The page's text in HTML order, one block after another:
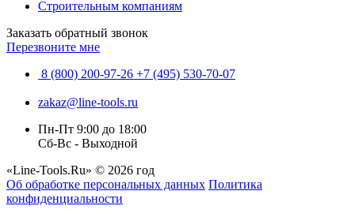
Строительным компаниям
Заказать обратный звонок
Перезвоните мне
8 (800) 200-97-26 +7 (495) 530-70-07
zakaz@line-tools.ru
Пн-Пт 9:00 до 18:00
Сб-Вс - Выходной
«Line-Tools.Ru» © 2026 год
Об обработке персональных данных Политика
конфиденциальности